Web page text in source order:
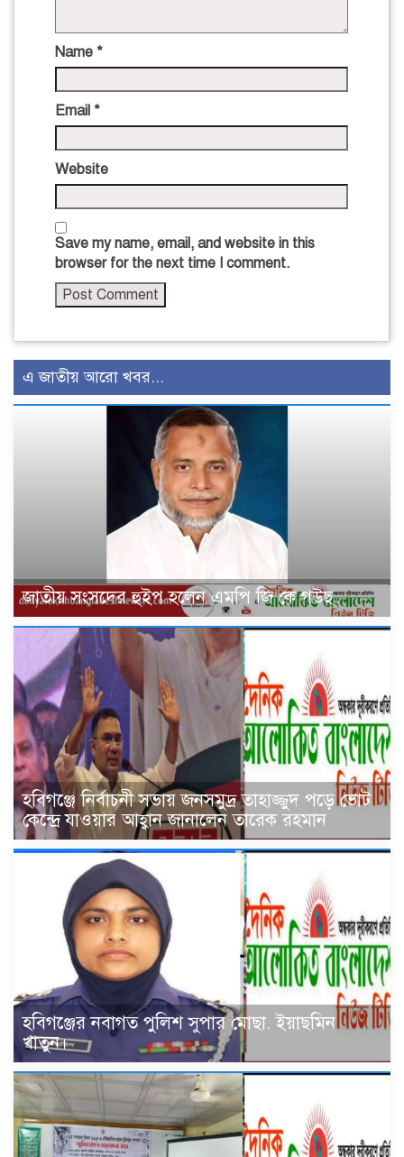
Name *
Email *
Website
Save my name, email, and website in this
browser for the next time I comment.
এ জাতীয় আরো খবর...
জাতীয় সংসদের হুইপ হলেন এমপি জি কে গউছ
হবিগঞ্জে নির্বাচনী সভায় জনসমুদ্র তাহাজ্জুদ পড়ে ভোট
কেন্দ্রে যাওয়ার আহ্বান জানালেন তারেক রহমান
হবিগঞ্জের নবাগত পুলিশ সুপার মোছা. ইয়াছমিন
খাতুন।